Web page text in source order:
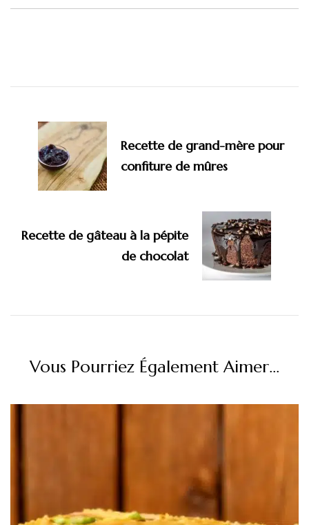
d'article
Recette de grand-mère pour
confiture de mûres
Recette de gâteau à la pépite
de chocolat
Vous Pourriez Également Aimer...